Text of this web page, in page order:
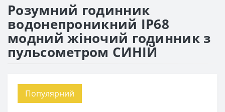
Розумний годинник
водонепроникний IP68
модний жіночий годинник з
пульсометром СИНІЙ
Популярний